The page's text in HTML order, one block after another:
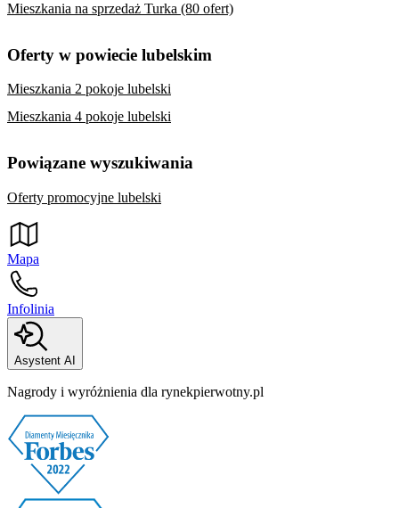
Mieszkania na sprzedaż Turka (80 ofert)
Oferty w powiecie lubelskim
Mieszkania 2 pokoje lubelski
Mieszkania 4 pokoje lubelski
Powiązane wyszukiwania
Oferty promocyjne lubelski
Mapa
Infolinia
Asystent AI
Nagrody i wyróżnienia dla rynekpierwotny.pl